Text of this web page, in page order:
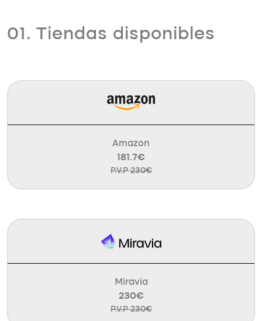
01. Tiendas disponibles
Amazon
181.7€
P.V.P 230€
Miravia
230€
P.V.P 230€